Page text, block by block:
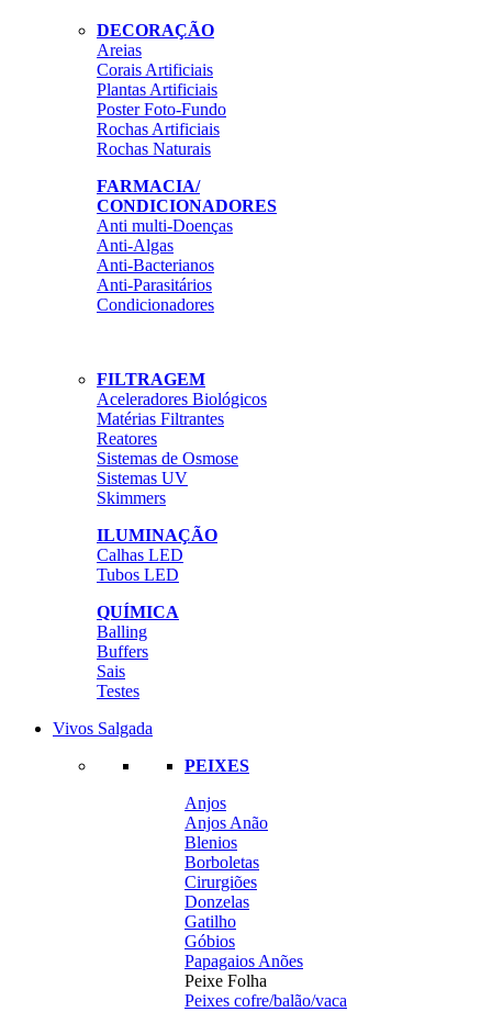
DECORAÇÃO
Areias
Corais Artificiais
Plantas Artificiais
Poster Foto-Fundo
Rochas Artificiais
Rochas Naturais
FARMACIA/
CONDICIONADORES
Anti multi-Doenças
Anti-Algas
Anti-Bacterianos
Anti-Parasitários
Condicionadores
FILTRAGEM
Aceleradores Biológicos
Matérias Filtrantes
Reatores
Sistemas de Osmose
Sistemas UV
Skimmers
ILUMINAÇÃO
Calhas LED
Tubos LED
QUÍMICA
Balling
Buffers
Sais
Testes
Vivos Salgada
PEIXES
Anjos
Anjos Anão
Blenios
Borboletas
Cirurgiões
Donzelas
Gatilho
Góbios
Papagaios Anões
Peixe Folha
Peixes cofre/balão/vaca